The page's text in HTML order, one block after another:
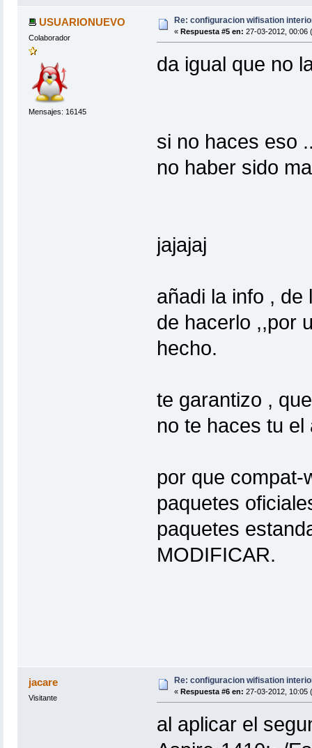
USUARIONUEVO
Colaborador
Mensajes: 16145
Re: configuracion wifisation
« Respuesta #5 en: 27-03-2012, 00:06
da igual que no
si no haces eso
no haber sido
jajajaj
añadi la info ,
de hacerlo ,,por
hecho.
te garantizo ,
no te haces tu el
por que
paquetes
paquetes
MODIFICAR.
jacare
Visitante
Re: configuracion wifisation
« Respuesta #6 en: 27-03-2012, 10:05
al aplicar el